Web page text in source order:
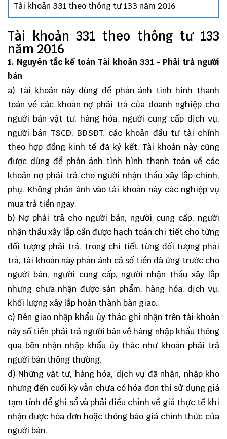
Tài khoản 331 theo thông tư 133 năm 2016
Tài khoản 331 theo thông tư 133
năm 2016
1. Nguyên tắc kế toán Tài khoản 331 - Phải trả người
bán
a) Tài khoản này dùng để phản ánh tình hình thanh
toán về các khoản nợ phải trả của doanh nghiệp cho
người bán vật tư, hàng hóa, người cung cấp dịch vụ,
người bán TSCĐ, BĐSĐT, các khoản đầu tư tài chính
theo hợp đồng kinh tế đã ký kết. Tài khoản này cũng
được dùng để phản ánh tình hình thanh toán về các
khoản nợ phải trả cho người nhận thầu xây lắp chính,
phụ. Không phản ánh vào tài khoản này các nghiệp vụ
mua trả tiền ngay.
b) Nợ phải trả cho người bán, người cung cấp, người
nhận thầu xây lắp cần được hạch toán chi tiết cho từng
đối tượng phải trả. Trong chi tiết từng đối tượng phải
trả, tài khoản này phản ánh cả số tiền đã ứng trước cho
người bán, người cung cấp, người nhận thầu xây lắp
nhưng chưa nhận được sản phẩm, hàng hóa, dịch vụ,
khối lượng xây lắp hoàn thành bàn giao.
c) Bên giao nhập khẩu ủy thác ghi nhận trên tài khoản
này số tiền phải trả người bán về hàng nhập khẩu thông
qua bên nhận nhập khẩu ủy thác như khoản phải trả
người bán thông thường.
d) Những vật tư, hàng hóa, dịch vụ đã nhận, nhập kho
nhưng đến cuối kỳ vẫn chưa có hóa đơn thì sử dụng giá
tạm tính để ghi sổ và phải điều chỉnh về giá thực tế khi
nhận được hóa đơn hoặc thông báo giá chính thức của
người bán.